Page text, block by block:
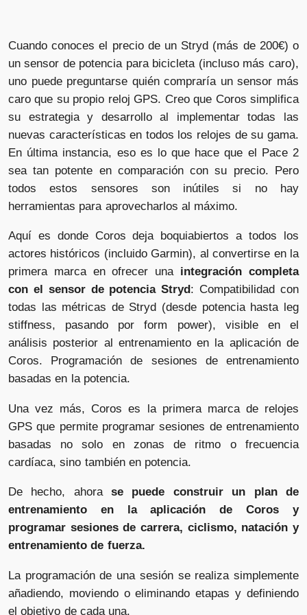
Cuando conoces el precio de un Stryd (más de 200€) o
un sensor de potencia para bicicleta (incluso más caro),
uno puede preguntarse quién compraría un sensor más
caro que su propio reloj GPS. Creo que Coros simplifica
su estrategia y desarrollo al implementar todas las
nuevas características en todos los relojes de su gama.
En última instancia, eso es lo que hace que el Pace 2
sea tan potente en comparación con su precio. Pero
todos estos sensores son inútiles si no hay
herramientas para aprovecharlos al máximo.
Aquí es donde Coros deja boquiabiertos a todos los
actores históricos (incluido Garmin), al convertirse en la
primera marca en ofrecer una integración completa
con el sensor de potencia Stryd: Compatibilidad con
todas las métricas de Stryd (desde potencia hasta leg
stiffness, pasando por form power), visible en el
análisis posterior al entrenamiento en la aplicación de
Coros. Programación de sesiones de entrenamiento
basadas en la potencia.
Una vez más, Coros es la primera marca de relojes
GPS que permite programar sesiones de entrenamiento
basadas no solo en zonas de ritmo o frecuencia
cardíaca, sino también en potencia.
De hecho, ahorase puede construir un plan de
entrenamiento en la aplicación de Coros y
programar sesiones de carrera, ciclismo, natación y
entrenamiento de fuerza.
La programación de una sesión se realiza simplemente
añadiendo, moviendo o eliminando etapas y definiendo
el objetivo de cada una.